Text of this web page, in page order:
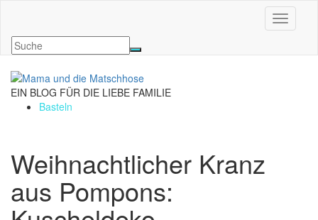
EIN BLOG FÜR DIE LIEBE FAMILIE
Basteln
Weihnachtlicher Kranz
aus Pompons: